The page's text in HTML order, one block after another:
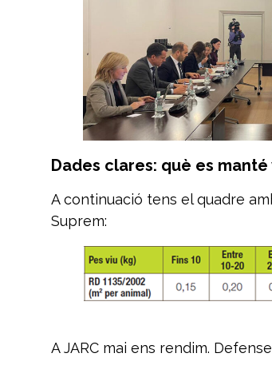
Dades clares: què es manté
A continuació tens el quadre
Suprem:
A JARC mai ens rendim.